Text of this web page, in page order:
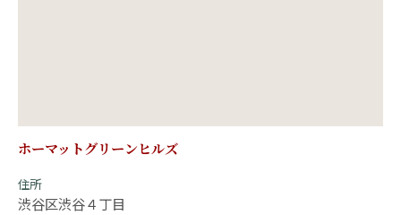
ホーマットグリーンヒルズ
住所
渋谷区渋谷４丁目